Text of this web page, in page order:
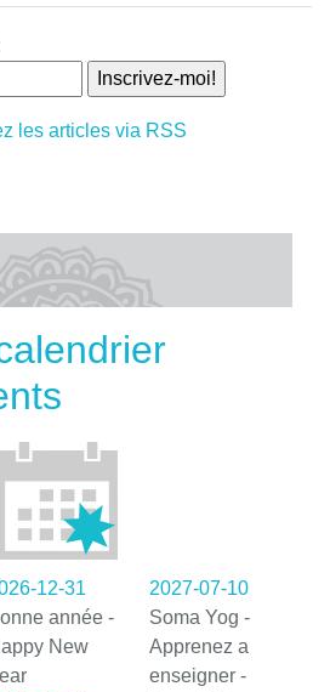
les articles via RSS
12-31
année -
New
2027-07-10
Soma Yog -
Apprenez a
enseigner -